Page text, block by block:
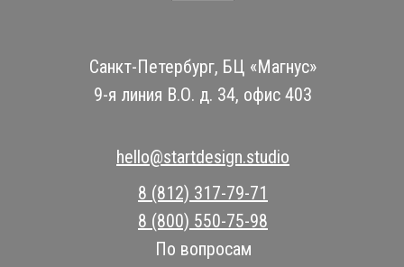
Санкт-Петербург, БЦ «Магнус»
9-я линия В.О. д. 34, офис 403
8 (812) 317-79-71
8 (800) 550-75-98
По вопросам
hello@startdesign.studio